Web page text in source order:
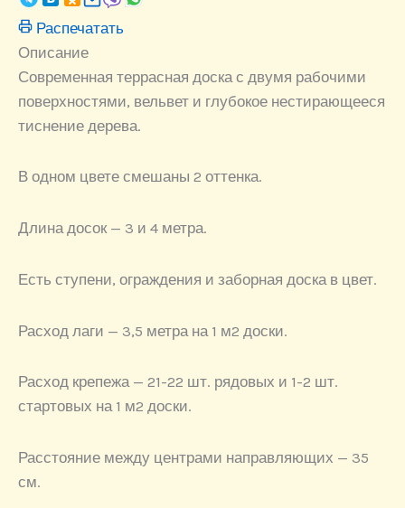
Распечатать
Описание
Современная террасная доска с двумя рабочими
поверхностями, вельвет и глубокое нестирающееся
тиснение дерева.
В одном цвете смешаны 2 оттенка.
Длина досок — 3 и 4 метра.
Есть ступени, ограждения и заборная доска в цвет.
Расход лаги — 3,5 метра на 1 м2 доски.
Расход крепежа — 21-22 шт. рядовых и 1-2 шт.
стартовых на 1 м2 доски.
Расстояние между центрами направляющих — 35
см.